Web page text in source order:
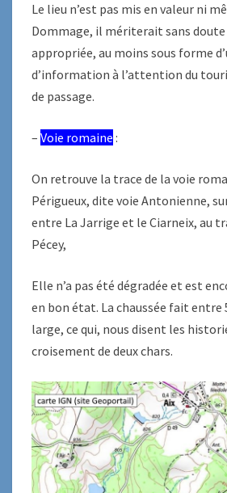
Le lieu n’est pas mis en valeur ni
Dommage, il mériterait sans
appropriée, au moins sous forme
d’information à l’attention du
de passage.
– Voie romaine :
On retrouve la trace de la voie
Périgueux, dite voie Antonienne,
entre La Jarrige et le Ciarneix, au
Pécey,
Elle n’a pas été dégradée et est
en bon état. La chaussée fait entre
large, ce qui, nous disent les
croisement de deux chars.